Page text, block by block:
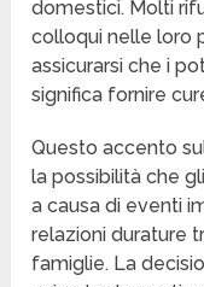
domestici. Molti
colloqui nelle loro
assicurarsi che i
significa fornire
Questo accento
la possibilità che
a causa di eventi
relazioni durature
famiglie. La